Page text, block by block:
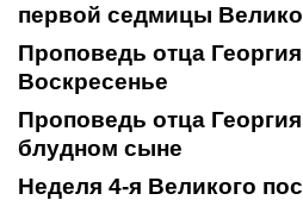
первой седмицы
Проповедь отца
Воскресенье
Проповедь отца
блудном сыне
Неделя 4-я Великого